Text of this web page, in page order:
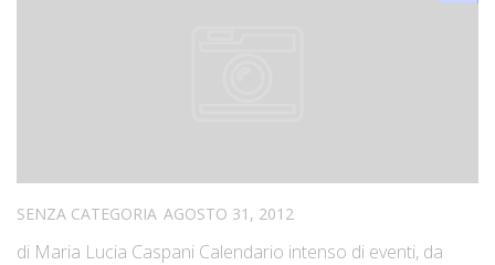
SENZA CATEGORIA AGOSTO 31, 2012
di Maria Lucia Caspani Calendario intenso di eventi, da